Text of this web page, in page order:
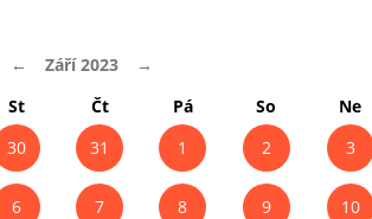
← Září 2023
→
St
Čt Pá So
Ne
30
31 1 2 3
6 7 8 9 10